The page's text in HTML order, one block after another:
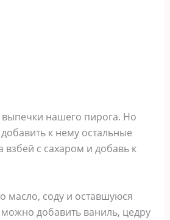
нашего пирога. Но
к нему остальные
взбей с сахаром и добавь к
масло, соду и оставшуюся
добавить ваниль, цедру